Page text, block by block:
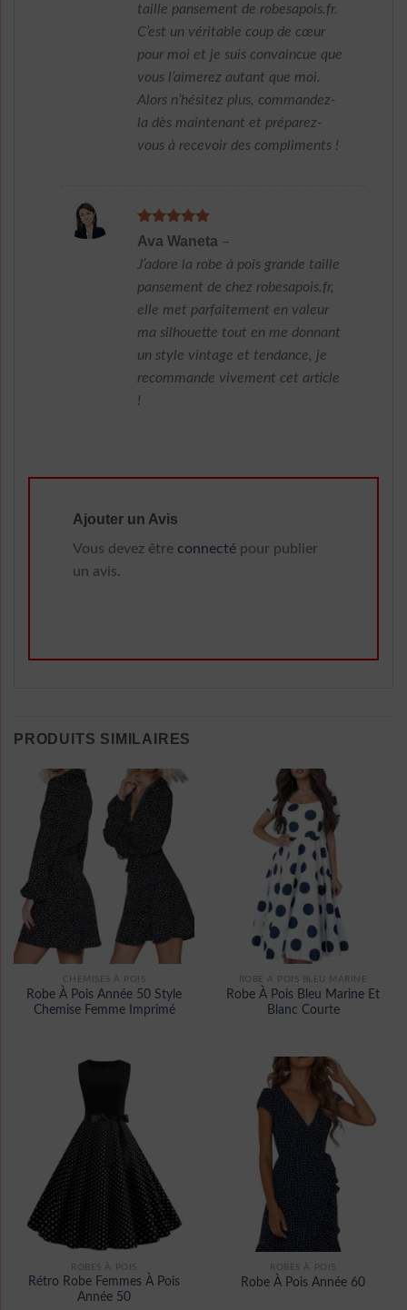
taille pansement de robesapois.fr.
C’est un véritable coup de cœur
pour moi et je suis convaincue que
vous l’aimerez autant que moi.
Alors n’hésitez plus, commandez-
la dès maintenant et préparez-
vous à recevoir des compliments !
Note5sur
Ava Waneta –
J’adore la robe à pois grande taille
pansement de chez robesapois.fr,
elle met parfaitement en valeur
ma silhouette tout en me donnant
un style vintage et tendance, je
recommande vivement cet article
!
Ajouter un Avis
Vous devez être connecté pour publier
un avis.
PRODUITS SIMILAIRES
CHEMISES À POIS
Robe À Pois Année 50 Style
Chemise Femme Imprimé
ROBE A POIS BLEU MARINE
Robe À Pois Bleu Marine Et
Blanc Courte
ROBES À POIS
Rétro Robe Femmes À Pois
Année 50
ROBES À POIS
Robe À Pois Année 60